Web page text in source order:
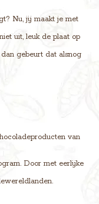
Nu, jij maakt je met
uit, leuk de plaat op
gebeurt dat alsnog
van
Door met eerlijke